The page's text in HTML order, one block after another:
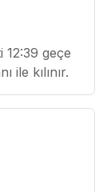
12:39 geçe
ile kılınır.